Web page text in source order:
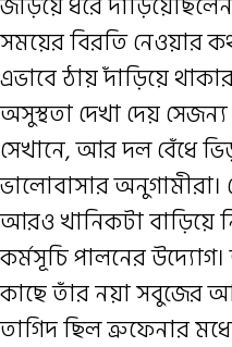
সময়ের বিরতি নেওয়ার
এভাবে ঠায় দাঁড়িয়ে
অসুস্থতা দেখা দেয়
সেখানে, আর দল বেঁধে
ভালোবাসার অনুগামীরা।
আরও খানিকটা বাড়িয়ে
কর্মসূচি পালনের
কাছে তাঁর নয়া সবুজের
তাগিদ ছিল ত্রুফেনার